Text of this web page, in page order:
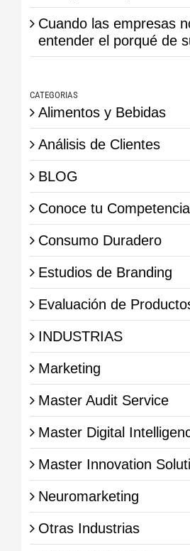
Cuando las empresas
entender el porqué de
CATEGORIAS
Alimentos y Bebidas
Análisis de Clientes
BLOG
Conoce tu Competencia
Consumo Duradero
Estudios de Branding
Evaluación de
INDUSTRIAS
Marketing
Master Audit Service
Master Digital
Master Innovation
Neuromarketing
Otras Industrias